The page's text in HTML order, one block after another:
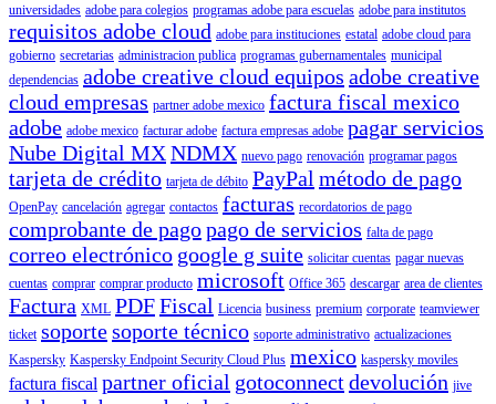
universidades adobe para colegios programas adobe para escuelas adobe para institutos
requisitos adobe cloud adobe para instituciones estatal adobe cloud para
gobierno secretarias administracion publica programas gubernamentales municipal
dependencias adobe creative cloud equipos adobe creative
cloud empresas partner adobe mexico factura fiscal mexico
adobe adobe mexico facturar adobe factura empresas adobe pagar servicios
Nube Digital MXNDMX nuevo pago renovación programar pagos
tarjeta de crédito tarjeta de débito PayPal método de pago
OpenPay cancelación agregar contactos facturas recordatorios de pago
comprobante de pagopago de servicios falta de pago
correo electrónico google g suite solicitar cuentas pagar nuevas
cuentas comprar comprar producto microsoft Office 365 descargar area de clientes
Factura XML PDFFiscal Licencia business premium corporate teamviewer
ticket soportesoporte técnico soporte administrativo actualizaciones
Kaspersky Kaspersky Endpoint Security Cloud Plus mexico kaspersky moviles
factura fiscal partner oficial gotoconnectdevolución jive